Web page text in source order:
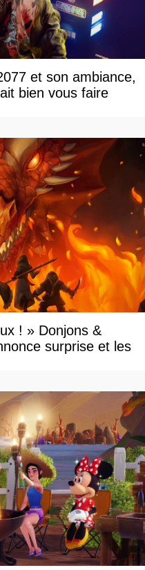
et son ambiance,
bien vous faire
! » Donjons &
surprise et les